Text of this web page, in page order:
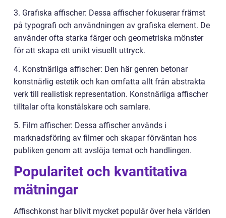
3. Grafiska affischer: Dessa affischer fokuserar främst
på typografi och användningen av grafiska element. De
använder ofta starka färger och geometriska mönster
för att skapa ett unikt visuellt uttryck.
4. Konstnärliga affischer: Den här genren betonar
konstnärlig estetik och kan omfatta allt från abstrakta
verk till realistisk representation. Konstnärliga affischer
tilltalar ofta konstälskare och samlare.
5. Film affischer: Dessa affischer används i
marknadsföring av filmer och skapar förväntan hos
publiken genom att avslöja temat och handlingen.
Popularitet och kvantitativa
mätningar
Affischkonst har blivit mycket populär över hela världen